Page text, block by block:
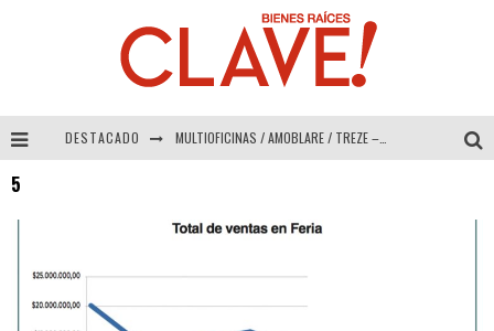
DESTACADO MULTIOFICINAS / AMOBLARE / TREZE – Especial Interiorismo & Decoración 2026
5